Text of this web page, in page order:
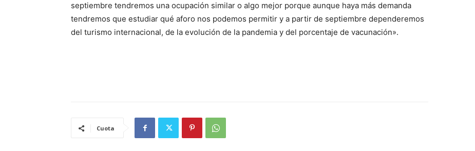
septiembre tendremos una ocupación similar o algo mejor porque aunque haya más demanda
tendremos que estudiar qué aforo nos podemos permitir y a partir de septiembre dependeremos
del turismo internacional, de la evolución de la pandemia y del porcentaje de vacunación».
Cuota